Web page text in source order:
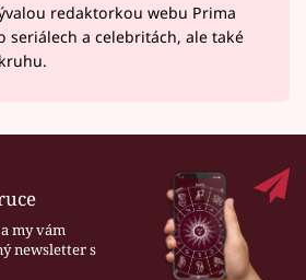
redaktorkou webu Prima
seriálech a celebritách, ale také
my vám
newsletter s